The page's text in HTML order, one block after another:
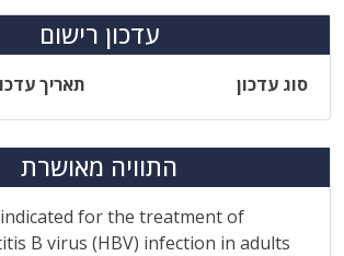
עדכון רישום
סוג עדכון תאריך
התוויה מאושרת
for the treatment of
B virus (HBV) infection in adults